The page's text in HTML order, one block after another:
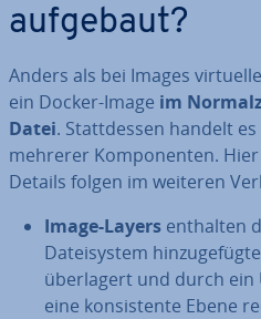
aufgebaut?
Anders als bei Images
ein Docker-Image im
Datei. Statt­des­sen handelt
mehrerer Kom­po­nen­ten.
Details folgen im weiteren
Image-Layers enthalten
Da­tei­sys­tem
über­la­gert und durch ein
eine kon­sis­ten­te Ebene